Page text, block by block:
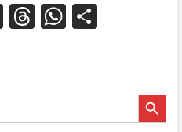
T
gr
a
T
a
ds
W
s
A
p
ar
Botón de